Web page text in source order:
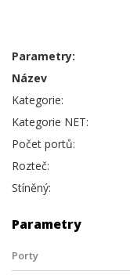
Parametry:
Název
Kategorie:
Kategorie NET:
Počet portů:
Rozteč:
Stíněný:
Parametry
Porty